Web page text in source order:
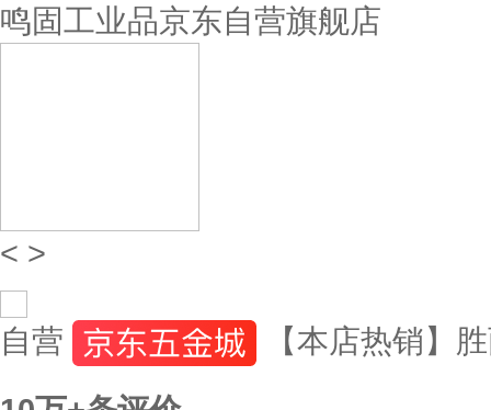
鸣固工业品京东自营旗舰店
< >
自营
【本店热销】